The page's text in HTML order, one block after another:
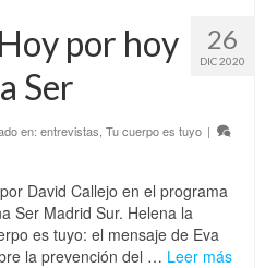
26
DIC 2020
por hoy
Ser
en: entrevistas Tu cuerpo es tuyo |
David Callejo en el programa
Ser Madrid Sur. Helena la
es tuyo: el mensaje de Eva
la prevención del … Leer más